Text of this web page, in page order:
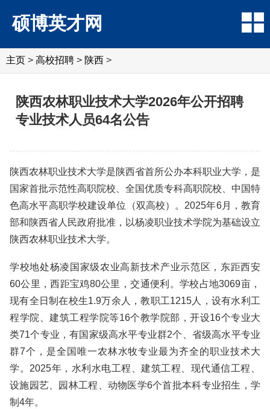
硕博英才网
主页 > 高校招聘 > 陕西 >
陕西农林职业技术大学2026年公开招聘
专业技术人员64名公告
陕西农林职业技术大学是陕西省首所公办本科职业大学，是
国家首批示范性高职院校、全国优质专科高职院校、中国特
色高水平高职学校建设单位（双高校）。2025年6月，教育
部和陕西省人民政府批准，以杨凌职业技术学院为基础设立
陕西农林职业技术大学。
学校地处杨凌国家级农业高新技术产业示范区，东距西安
60公里，西距宝鸡80公里，交通便利。学校占地3069亩，
现有全日制在校生1.9万余人，教职工1215人，设有水利工
程学院、建筑工程学院等16个教学院部，开设16个专业大
类71个专业，有国家级高水平专业群2个、省级高水平专业
群7个，是全国唯一农林水牧专业最为齐全的职业技术大
学。2025年，水利水电工程、建筑工程、现代通信工程、
设施园艺、园林工程、动物医学6个首批本科专业招生，学
制4年。